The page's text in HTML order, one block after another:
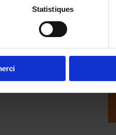
Statistiques
lumière bleue ? Parlez-
et les UV, ces
nettoyer.
du travail) a également